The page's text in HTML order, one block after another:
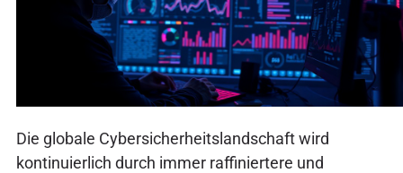
Die globale Cybersicherheitslandschaft wird
kontinuierlich durch immer raffiniertere und